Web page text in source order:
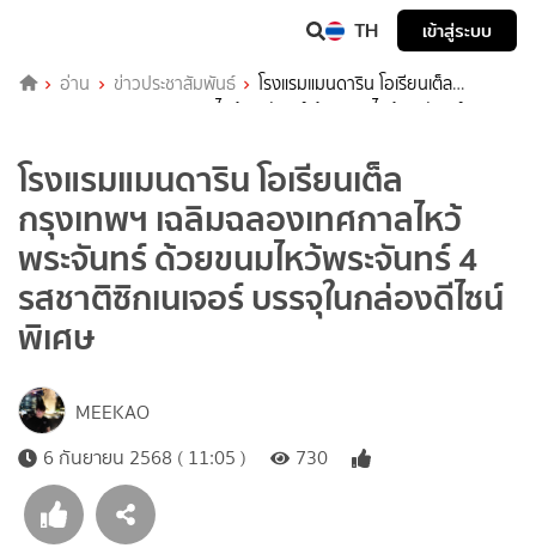
TH เข้าสู่ระบบ
อ่าน ข่าวประชาสัมพันธ์
โรงแรมแมนดาริน โอเรียนเต็ล
กรุงเทพฯ เฉลิมฉลองเทศกาลไหว้พระจันทร์ ด้วยขนมไหว้พระจันทร์ 4
โรงแรมแมนดาริน โอเรียนเต็ล
กรุงเทพฯ เฉลิมฉลองเทศกาลไหว้
พระจันทร์ ด้วยขนมไหว้พระจันทร์ 4
รสชาติซิกเนเจอร์ บรรจุในกล่องดีไซน์
พิเศษ
MEEKAO
6 กันยายน 2568 ( 11:05 )
730